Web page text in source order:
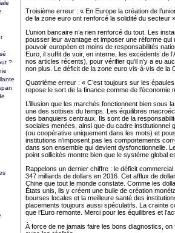
Troisième erreur : « En Europe la création de
de la zone euro ont renforcé la solidité du secteur ».
L’union bancaire n’a rien renforcé du tout. Les
pousser leur avantage et imposer une réforme qui
pouvoir européen et moins de responsabilités
Euro, il suffit de voir, en interne, les excédents de
nos articles récents), pour vérifier qu’il n’y a eu
non plus. Le déficit de la zone euro vis-à-vis de la
Quatrième erreur : « C’est toujours sur les
repose le sort de la finance comme de l’économie
L’illusion que les marchés fonctionnent bien sous
une des sottises du temps. Les équilibres
des banquiers centraux. Ils sont de la
sociales menées, ainsi que du cadre institutionnel
(ou coopérative uniquement dans les mots) et
institutions n’imposent pas les comportements
dans son ensemble qui devient dysfonctionnelle.
point sollicités montre bien que le système global
Rappelons un dernier chiffre : le déficit
347 milliards de dollars en 2016. Cet afflux de
Chine que tout le monde constate. Comme les
États unis, ils y créent une bulle de création
bourses locales et la meilleure santé des
placements toujours aussi spéculatifs. La crainte
que l’Euro remonte. Merci pour les équilibres et
À force de ne jamais faire les bons diagnostics,
?